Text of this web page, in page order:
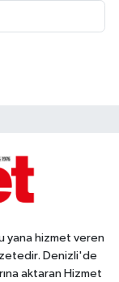
yana hizmet veren
Denizli'de
aktaran Hizmet